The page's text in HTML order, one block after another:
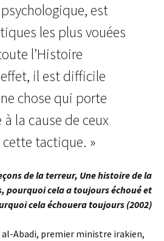
est
les plus vouées
l’Histoire
il est difficile
chose qui porte
la cause de ceux
tactique. »
de la terreur, Une histoire de la
pourquoi cela a toujours échoué et
cela échouera toujours (2002)
al-Abadi, premier ministre irakien,